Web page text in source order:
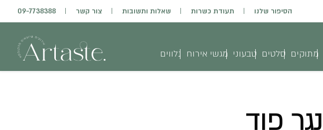
הסיפור שלנו תעודת כשרות שאלות ותשובות צור קשר 09-7738388
מתוקים סלטים טבעוני מגשי אירוח נלווים
פוד